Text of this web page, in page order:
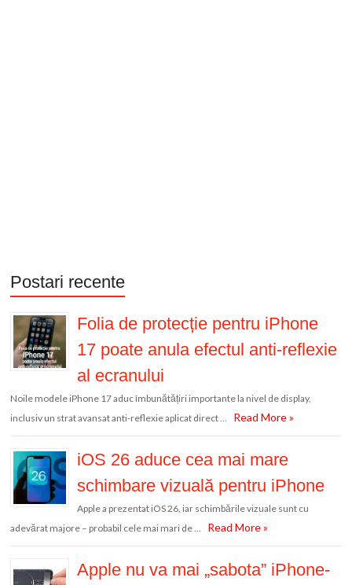
Postari recente
Folia de protecție pentru iPhone
17 poate anula efectul anti-reflexie
al ecranului
Noile modele iPhone 17 aduc îmbunătățiri importante la nivel de display,
inclusiv un strat avansat anti-reflexie aplicat direct …
Read More »
iOS 26 aduce cea mai mare
schimbare vizuală pentru iPhone
Apple a prezentat iOS 26, iar schimbările vizuale sunt cu
adevărat majore – probabil cele mai mari de …
Read More »
Apple nu va mai „sabota” iPhone-